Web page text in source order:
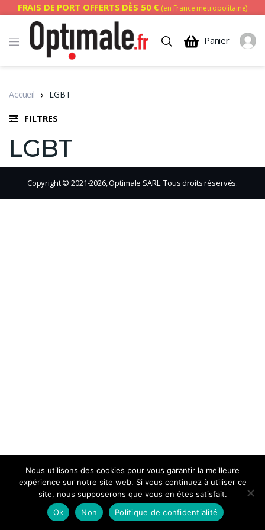
FRAIS DE PORT OFFERTS DÈS 50 € (en France métropolitaine)
Panier
Accueil LGBT
FILTRES
LGBT
Copyright © 2021-2026, Optimale SARL. Tous droits réservés.
Nous utilisons des cookies pour vous garantir la meilleure
expérience sur notre site web. Si vous continuez à utiliser ce
site, nous supposerons que vous en êtes satisfait.
Ok
Non Politique de confidentialité